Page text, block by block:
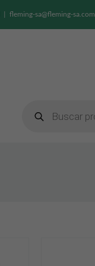
| fleming-sa@fleming-sa.com
productos